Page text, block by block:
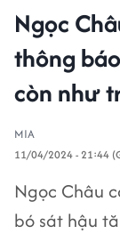
Ngọc
thông
còn như
MIA
11/04/2024 - 21:44
Ngọc Châu
bó sát hậu